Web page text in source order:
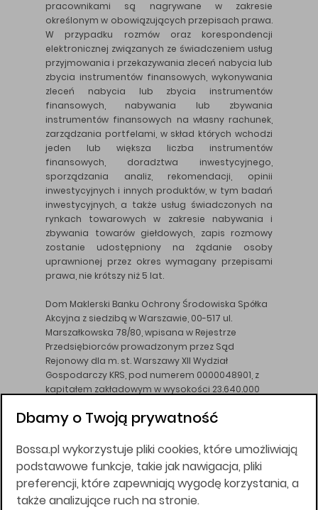
pracownikami są nagrywane w zakresie
określonym w obowiązujących przepisach prawa.
W przypadku rozmów oraz korespondencji
elektronicznej związanych ze świadczeniem usług
przyjmowania i przekazywania zleceń nabycia lub
zbycia instrumentów finansowych, wykonywania
zleceń nabycia lub zbycia instrumentów
finansowych, nabywania lub zbywania
instrumentów finansowych na własny rachunek,
zarządzania portfelami, w skład których wchodzi
jeden lub większa liczba instrumentów
finansowych, doradztwa inwestycyjnego,
sporządzania analiz, rekomendacji, opinii
inwestycyjnych i innych produktów, w tym badań
inwestycyjnych, a także usług świadczonych na
rynkach towarowych w zakresie nabywania i
zbywania towarów giełdowych, zapis rozmowy
zostanie udostępniony na żądanie osoby
uprawnionej przez okres wymagany przepisami
prawa, nie krótszy niż 5 lat.
Dom Maklerski Banku Ochrony Środowiska Spółka
Akcyjna z siedzibą w Warszawie, 00-517 ul.
Marszałkowska 78/80, wpisana w Rejestrze
Przedsiębiorców prowadzonym przez Sąd
Rejonowy dla m. st. Warszawy XII Wydział
Gospodarczy KRS, pod numerem 0000048901, z
kapitałem zakładowym w wysokości 23.640.000
DM BOŚ działa na podstawie zezwolenia KNF z dnia
Wszelkie informacje na niniejszej stronie w tym
informacje o produktach inwestycyjnych nie są
kierowane do osób mających miejsce
zamieszkania lub pobytu w Stanach
Dbamy o Twoją prywatność
Bossa.pl wykorzystuje pliki cookies, które umożliwiają
podstawowe funkcje, takie jak nawigacja, pliki
preferencji, które zapewniają wygodę korzystania, a
także analizujące ruch na stronie.